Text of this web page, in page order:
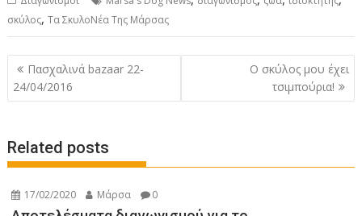
σκύλος,Τα ΣκυλοΝέα Της Μάρσας
P
o
n
a
v
Πασχαλινά bazaar 22-
24/04/2016
Ο σκύλος μου έχει
τσιμπούρια!
Related posts
17/02/2020 Μάρσα 0